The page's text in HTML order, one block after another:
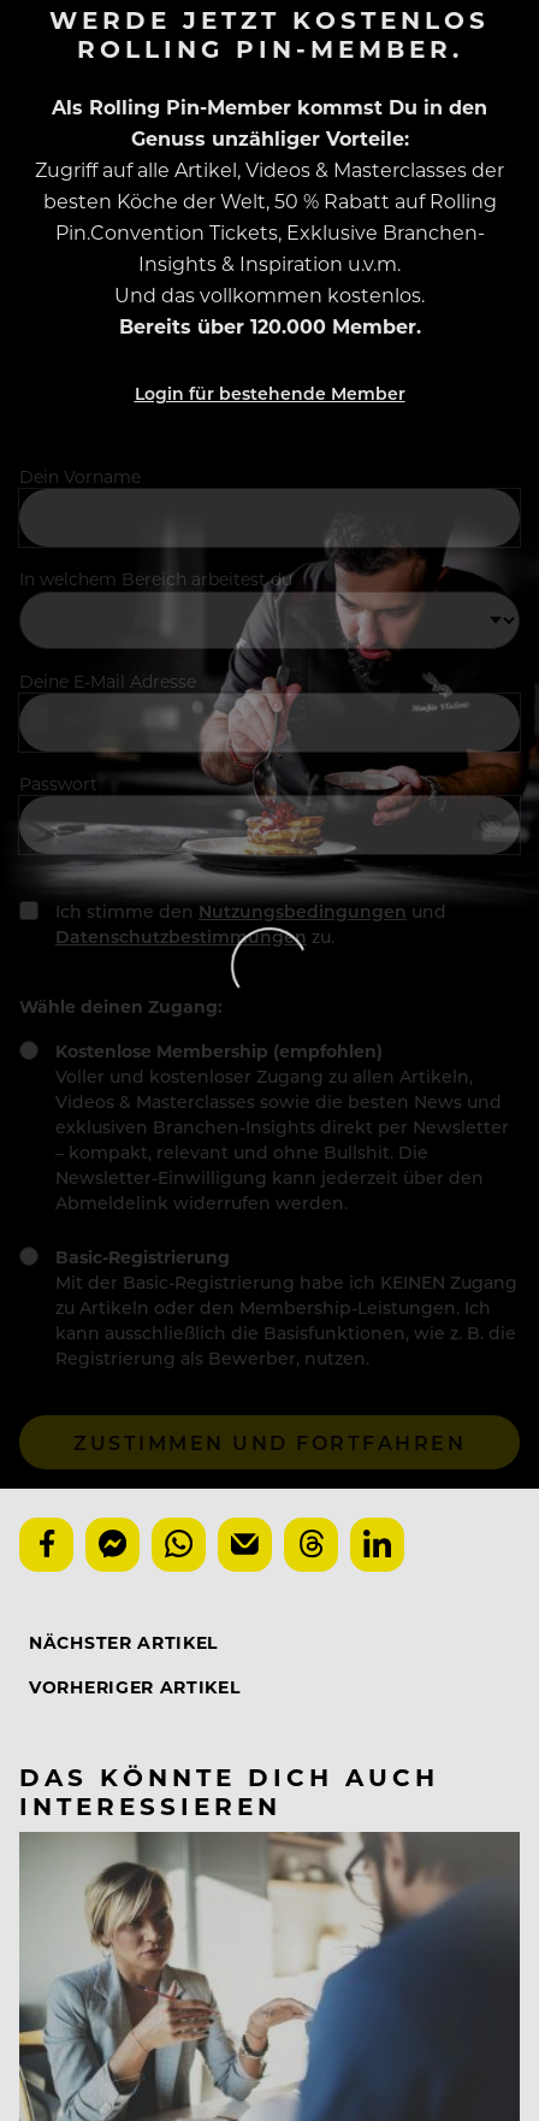
WERDE JETZT KOSTENLOS
ROLLING PIN-MEMBER.
Als Rolling Pin-Member kommst Du in den
Genuss unzähliger Vorteile:
Zugriff auf alle Artikel, Videos & Masterclasses der
besten Köche der Welt, 50 % Rabatt auf Rolling
Pin.Convention Tickets, Exklusive Branchen-
Insights & Inspiration u.v.m.
Und das vollkommen kostenlos.
Bereits über 120.000 Member.
Login für bestehende Member
Dein Vorname
In welchem Bereich arbeitest du
Deine E-Mail Adresse
Passwort
Ich stimme den Nutzungsbedingungen und
Datenschutzbestimmungen zu.
Wähle deinen Zugang:
Kostenlose Membership (empfohlen)
Voller und kostenloser Zugang zu allen Artikeln,
Videos & Masterclasses sowie die besten News und
exklusiven Branchen-Insights direkt per Newsletter
– kompakt, relevant und ohne Bullshit. Die
Newsletter-Einwilligung kann jederzeit über den
Abmeldelink widerrufen werden.
Basic-Registrierung
Mit der Basic-Registrierung habe ich KEINEN Zugang
zu Artikeln oder den Membership-Leistungen. Ich
kann ausschließlich die Basisfunktionen, wie z. B. die
Registrierung als Bewerber, nutzen.
ZUSTIMMEN UND FORTFAHREN
NÄCHSTER ARTIKEL
VORHERIGER ARTIKEL
DAS KÖNNTE DICH AUCH
INTERESSIEREN